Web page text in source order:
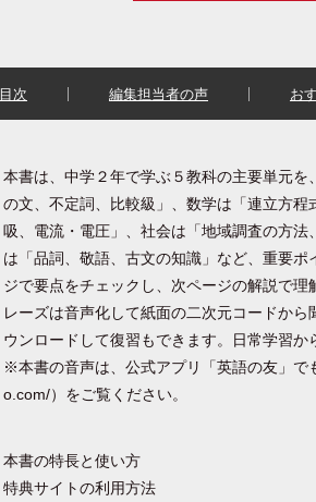
目次 編集担当者の声 お
本書は、中学２年で学ぶ５教科の主要単元
の文、不定詞、比較級」、数学は「連立方
吸、電流・電圧」、社会は「地域調査の方
は「品詞、敬語、古文の知識」など、重要
ジで要点をチェックし、次ページの解説で
レーズは音声化して紙面の二次元コードか
ウンロードして復習もできます。日常学習か
※本書の音声は、公式アプリ「英語の友」
o.com/）をご覧ください。
本書の特長と使い方
特典サイトの利用方法